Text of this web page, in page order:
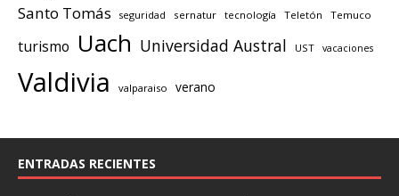
Santo Tomás seguridad sernatur tecnología Teletón Temuco
turismo Uach Universidad Austral UST vacaciones
Valdivia valparaiso verano
ENTRADAS RECIENTES